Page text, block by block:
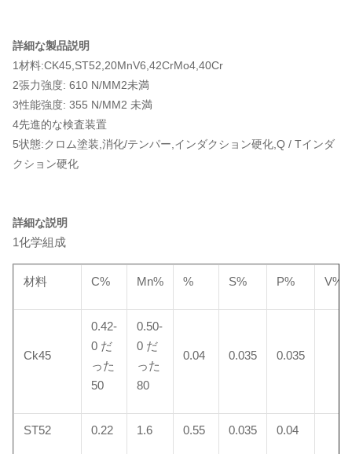
詳細な製品説明
1材料:CK45,ST52,20MnV6,42CrMo4,40Cr
2張力強度: 610 N/MM2未満
3性能強度: 355 N/MM2 未満
4先進的な検査装置
5状態:クロム塗装,消化/テンパー,インダクション硬化,Q / Tインダ
クション硬化
詳細な説明
1化学組成
材料 C% Mn% % S% P% V%
Ck45
0.42-
0 だ
った
50
0.50-
0 だ
った
80
0.04 0.035 0.035
ST52 0.22 1.6 0.55 0.035 0.04